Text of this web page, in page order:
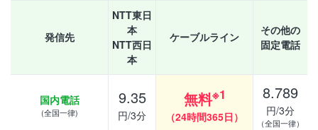
発信先
NTT東日
本
NTT西日
本
ケーブルライン
その他の
固定電話
国内電話
(全国一律)
9.35
円/3分
無料※1
（24時間365日）
8.789
円/3分
（全国一律）